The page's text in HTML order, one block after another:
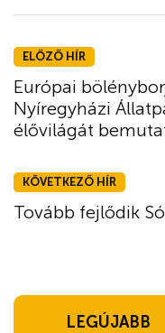
ELŐZŐ HÍR
Európai
Nyíregyházi
élővilágát
KÖVETKEZŐ HÍR
Tovább fejlődik
LEGÚJABB